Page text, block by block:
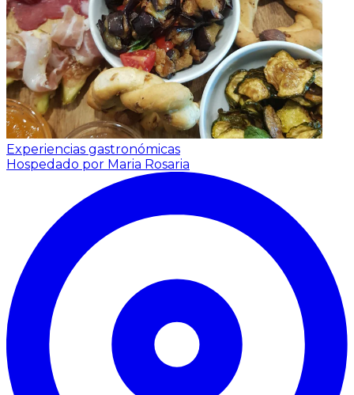
Experiencias gastronómicas
Hospedado por Maria Rosaria